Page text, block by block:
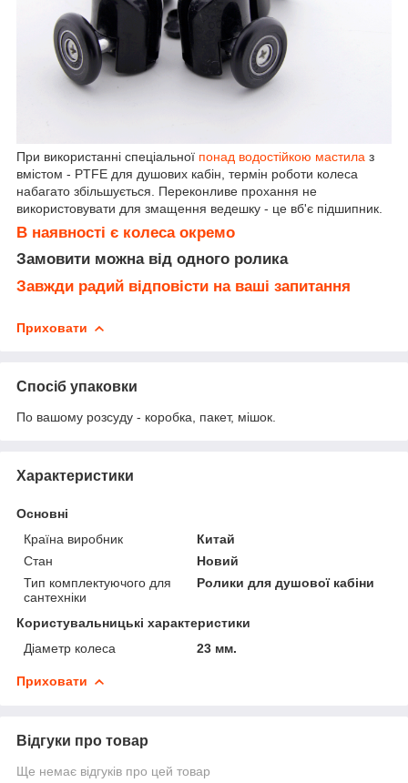
При використанні спеціальної понад водостійкою мастила з
вмістом - PTFE для душових кабін, термін роботи колеса
набагато збільшується. Переконливе прохання не
використовувати для змащення ведешку - це вб'є підшипник.
В наявності є колеса окремо
Замовити можна від одного ролика
Завжди радий відповісти на ваші запитання
Приховати
Спосіб упаковки
По вашому розсуду - коробка, пакет, мішок.
Характеристики
Основні
Країна виробник
Китай
Стан
Новий
Тип комплектуючого для
сантехніки
Ролики для душової кабіни
Користувальницькі характеристики
Діаметр колеса
23 мм.
Приховати
Відгуки про товар
Ще немає відгуків про цей товар